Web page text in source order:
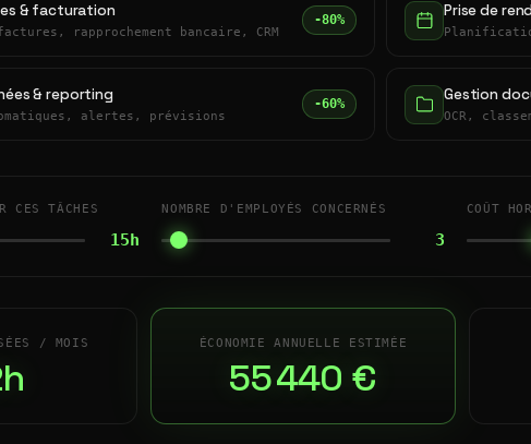
& facturation
rapprochement bancaire, CRM
-80% Prise de
& reporting
alertes, prévisions
-60% Gestion
OCR,
CES TÂCHES
15h
NOMBRE D'EMPLOYÉS CONCERNÉS
3
COÛT
/ MOIS ÉCONOMIE ANNUELLE ESTIMÉE
55 440 €